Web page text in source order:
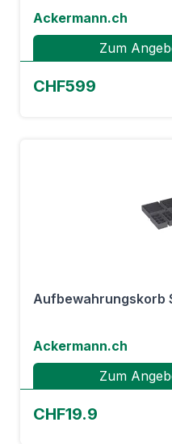
Ackermann.ch
Zum
CHF599
Aufbewahrungskorb
Ackermann.ch
Zum
CHF19.9